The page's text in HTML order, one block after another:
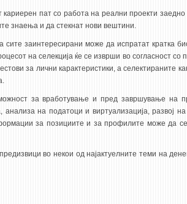
кариерен пат со работа на реални проекти
знаења и да стекнат нови вештини.
заинтересирани може да испратат кратка
на селекција ќе се изврши во согласност со
за лични карактеристики, а селектираните
за вработување и пред завршување на
на податоци и виртуализација, развој на
за позициите и за профилите може да
во некои од најактуелните теми на